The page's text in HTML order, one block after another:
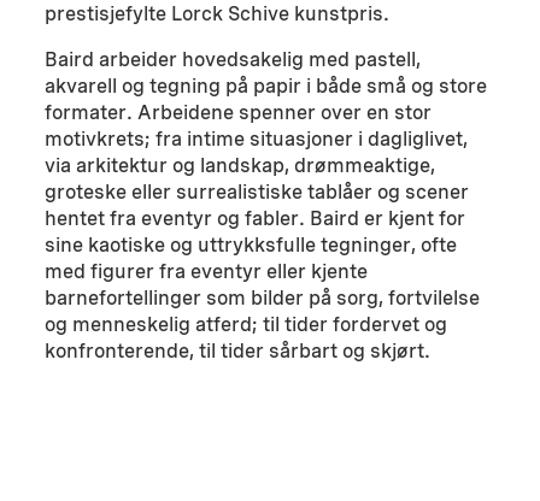
prestisjefylte Lorck Schive kunstpris.
Baird arbeider hovedsakelig med pastell,
akvarell og tegning på papir i både små og store
formater. Arbeidene spenner over en stor
motivkrets; fra intime situasjoner i dagliglivet,
via arkitektur og landskap, drømmeaktige,
groteske eller surrealistiske tablåer og scener
hentet fra eventyr og fabler. Baird er kjent for
sine kaotiske og uttrykksfulle tegninger, ofte
med figurer fra eventyr eller kjente
barnefortellinger som bilder på sorg, fortvilelse
og menneskelig atferd; til tider fordervet og
konfronterende, til tider sårbart og skjørt.